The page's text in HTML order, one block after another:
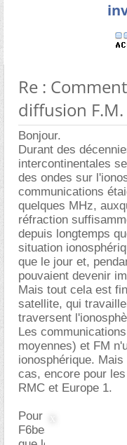
Re :
diffusion
Bonjour.
Durant des
intercontinentales
des ondes sur
communications
quelques MHz,
réfraction
depuis longtemps
situation
que le jour et,
pouvaient devenir
Mais tout cela est
satellite, qui
traversent
Les
moyennes) et FM
ionosphérique.
cas, encore pour
RMC et Europe 1.
Pour ce qui est de
F6bes est